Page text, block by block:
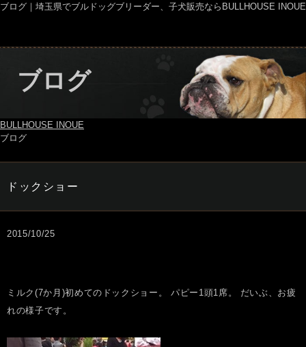
ブログ｜埼玉県でブルドッグブリーダー、子犬販売ならBULLHOUSE INOUE
ブログ
BULLHOUSE INOUE
ブログ
ドックショー
2015/10/25
ミルク(7か月)初めてのドックショー。 パピー1頭1席。 だいぶ、お疲
れの様子です。